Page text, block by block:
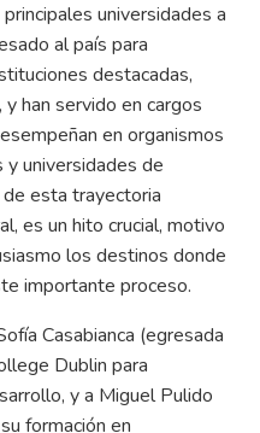
universidades a
al país para
destacadas,
han servido en cargos
en organismos
universidades de
de esta trayectoria
es un hito crucial, motivo
los destinos donde
importante proceso.
Casabianca (egresada
Dublin para
y a Miguel Pulido
formación en